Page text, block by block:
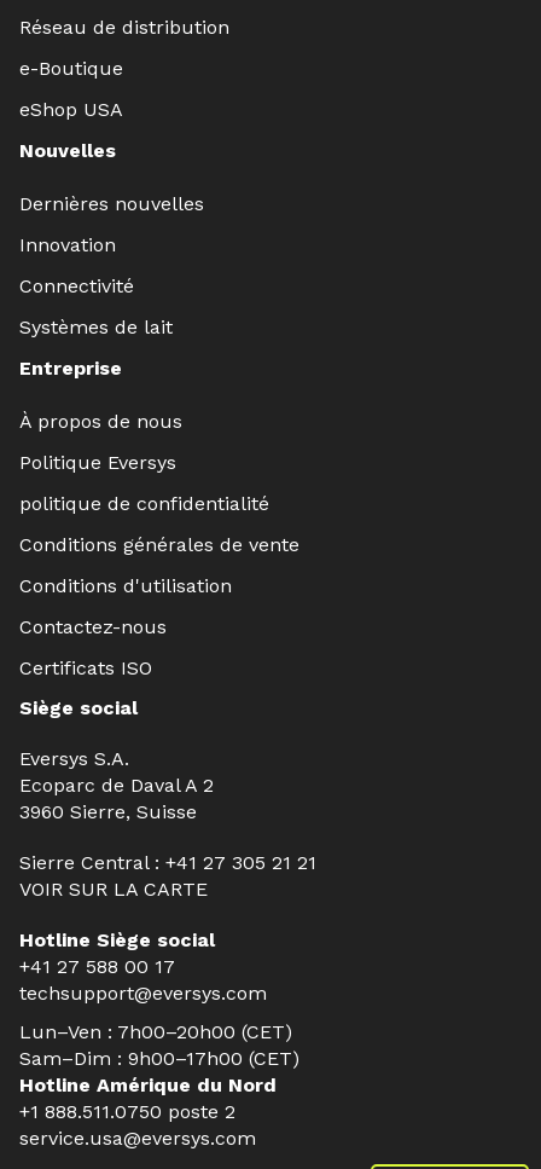
Réseau de distribution
e-Boutique
eShop USA
Nouvelles
Dernières nouvelles
Innovation
Connectivité
Systèmes de lait
Entreprise
À propos de nous
Politique Eversys
politique de confidentialité
Conditions générales de vente
Conditions d'utilisation
Contactez-nous
Certificats ISO
Siège social
Eversys S.A.
Ecoparc de Daval A 2
3960 Sierre, Suisse
Sierre Central : +41 27 305 21 21
VOIR SUR LA CARTE
Hotline Siège social
+41 27 588 00 17
techsupport@eversys.com
Lun–Ven : 7h00–20h00 (CET)
Sam–Dim : 9h00–17h00 (CET)
Hotline Amérique du Nord
+1 888.511.0750 poste 2
service.usa@eversys.com